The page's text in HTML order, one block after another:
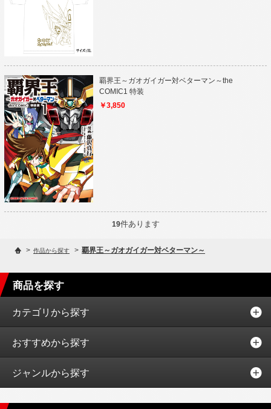
覇界王～ガオガイガー対ベターマン～the
COMIC1 特装
￥3,850
19件あります
> 作品から探す > 覇界王～ガオガイガー対ベターマン～
商品を探す
カテゴリから探す
おすすめから探す
ジャンルから探す